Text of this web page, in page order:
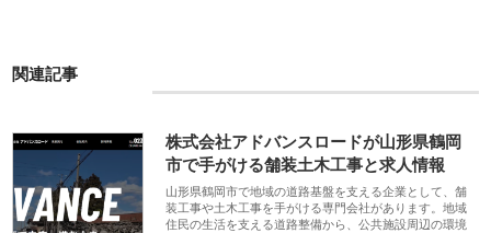
関連記事
株式会社アドバンスロードが山形県鶴岡
市で手がける舗装土木工事と求人情報
山形県鶴岡市で地域の道路基盤を支える企業として、舗
装工事や土木工事を手がける専門会社があります。地域
住民の生活を支える道路整備から、公共施設周辺の環境